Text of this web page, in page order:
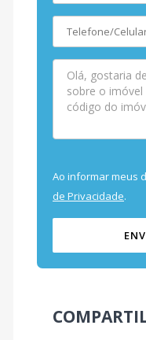
Ao informar meus
de Privacidade.